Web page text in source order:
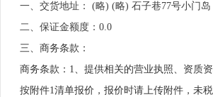
一、交货地址： (略) (略) 石子巷77号小门
二、保证金额度：0.0
三、商务条款：
商务条款：1、提供相关的营业执照、资质
按附件1清单报价，报价时请上传附件，未